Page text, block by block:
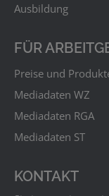
Ausbildung
FÜR
Preise und
Mediadaten WZ
Mediadaten RGA
Mediadaten ST
KONTAKT